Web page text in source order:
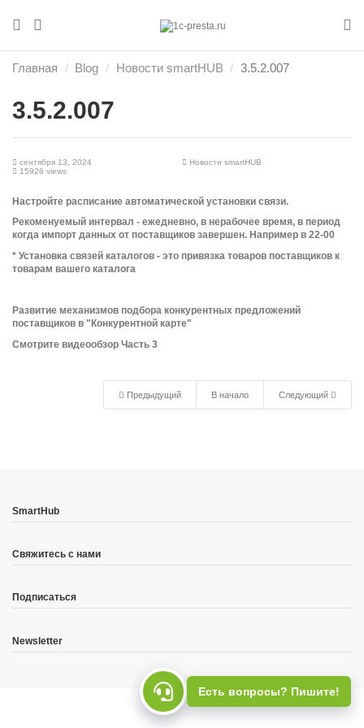
Главная Blog Новости smartHUB 3.5.2.007
3.5.2.007
сентября 13, 2024
Новости smartHUB
15926 views
Настройте расписание автоматической установки связи.
Рекоменуемый интервал - ежедневно, в нерабочее время, в период
когда импорт данных от поставщиков завершен. Например в 22-00
* Установка связей каталогов - это привязка товаров поставщиков к
товарам вашего каталога
Развитие механизмов подбора конкурентных предложений
поставщиков в "Конкурентной карте"
Смотрите видеообзор Часть 3
Предыдущий В начало Следующий
SmartHub
Свяжитесь с нами
Подписаться
Newsletter